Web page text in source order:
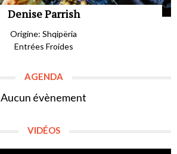
Denise Parrish
Origine: Shqipëria
Entrées Froides
AGENDA
Aucun évènement
VIDÉOS